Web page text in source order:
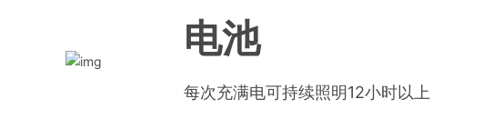
电池
每次充满电可持续照明12小时以上